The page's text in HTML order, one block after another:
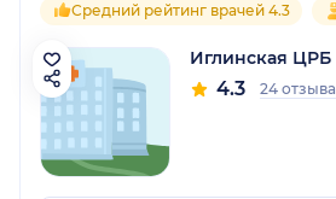
Средний рейтинг врачей 4.3
Иглинская ЦРБ
4.3 24 отзыва